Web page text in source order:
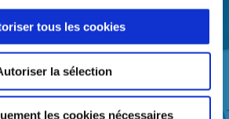
tous les cookies
la sélection
les cookies nécessaires
HANDGRIPS KIT